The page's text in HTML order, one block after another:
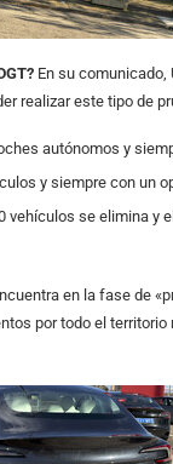
En su
realizar este tipo de
autónomos y
y siempre con un
vehículos se elimina y
en la fase de
por todo el territorio